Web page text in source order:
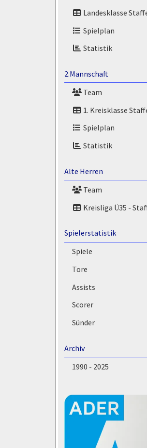
Landesklasse
Spielplan
Statistik
2.Mannschaft
Team
1. Kreisklasse
Spielplan
Statistik
Alte Herren
Team
Kreisliga Ü35 -
Spielerstatistik
Spiele
Tore
Assists
Scorer
Sünder
Archiv
1990 - 2025